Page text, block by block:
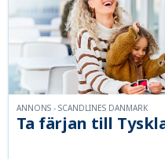
Ta färjan till
ANNONS - SCANDLINES DANMARK